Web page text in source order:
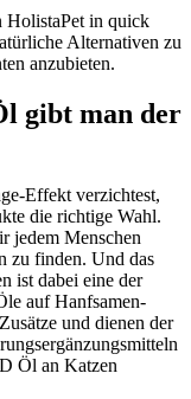
HolistaPet in quick
Alternativen zu
anzubieten.
gibt man der
Effekt verzichtest,
die richtige Wahl.
jedem Menschen
zu finden. Und das
ist dabei eine der
auf Hanfsamen-
und dienen der
Öl an Katzen